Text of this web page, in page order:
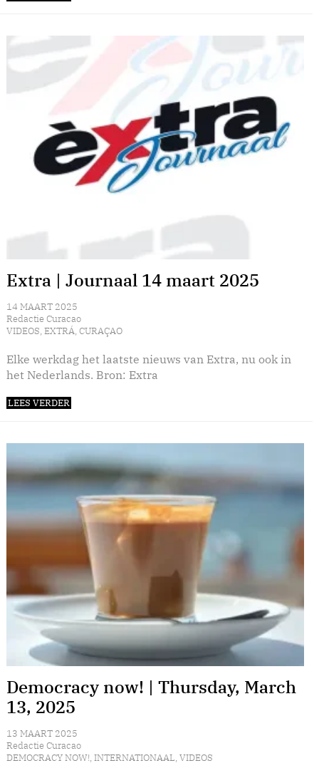
Extra | Journaal 14 maart 2025
14 MAART 2025
Redactie Curacao
VIDEOS, EXTRÁ, CURAÇAO
Elke werkdag het laatste nieuws van Extra, nu ook in
het Nederlands. Bron: Extra
LEES VERDER
Democracy now! | Thursday, March
13, 2025
13 MAART 2025
Redactie Curacao
DEMOCRACY NOW!, INTERNATIONAAL, VIDEOS